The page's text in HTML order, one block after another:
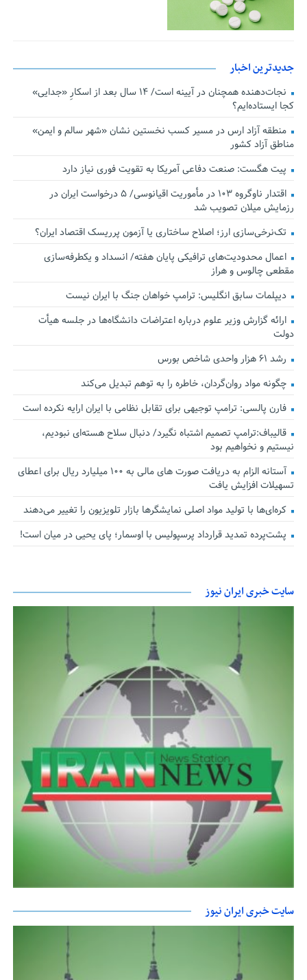
جدیدترین اخبار
نجات‌دهنده‌ همچنان در آیینه است/ ۱۴ سال بعد از اسکارِ «جدایی»
کجا ایستاده‌ایم؟
منطقه آزاد ارس در مسیر کسب نخستین نشان «شهر سالم و ایمن»
مناطق آزاد کشور
پیت هگست: صنعت دفاعی آمریکا به تقویت فوری نیاز دارد
اقتدار ناوگروه ۱۰۳ در مأموریت‌ اقیانوسی/ ۵ درخواست ایران در
رزمایش میلان تصویب شد
تک‌نرخی‌سازی ارز؛ اصلاح ساختاری یا آزمون پرریسک اقتصاد ایران؟
اعمال محدودیت‌های ترافیکی پایان هفته/ انسداد و یکطرفه‌سازی
مقطعی چالوس و هراز
دیپلمات سابق انگلیس:‌ ترامپ خواهان جنگ با ایران نیست
ارائه گزارش وزیر علوم درباره اعتراضات دانشگاه‌ها در جلسه هیأت
دولت
رشد ۶۱ هزار واحدی شاخص بورس
چگونه مواد روان‌گردان، خاطره را به توهم تبدیل می‌کند
فارن پالسی: ترامپ توجیهی برای تقابل نظامی با ایران ارایه نکرده است
قالیباف:ترامپ تصمیم اشتباه نگیرد/ دنبال سلاح هسته‌ای نبودیم،
نیستیم و نخواهیم بود
آستانه الزام به دریافت صورت های مالی به ۱۰۰ میلیارد ریال برای اعطای
تسهیلات افزایش یافت
کره‌ای‌ها با تولید مواد اصلی نمایشگرها بازار تلویزیون را تغییر می‌دهند
پشت‌پرده تمدید قرارداد پرسپولیس با اوسمار؛ پای یحیی در میان است!
سایت خبری ایران نیوز
سایت خبری ایران نیوز